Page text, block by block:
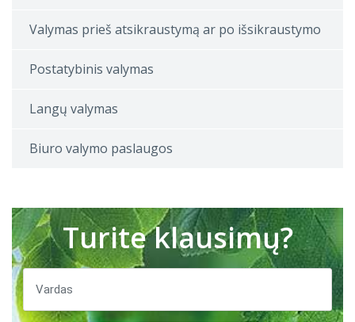
Valymas prieš atsikraustymą ar po išsikraustymo
Postatybinis valymas
Langų valymas
Biuro valymo paslaugos
Turite klausimų?